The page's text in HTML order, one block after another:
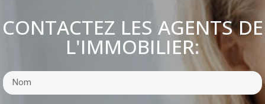
CONTACTEZ LES AGENTS DE
L'IMMOBILIER: